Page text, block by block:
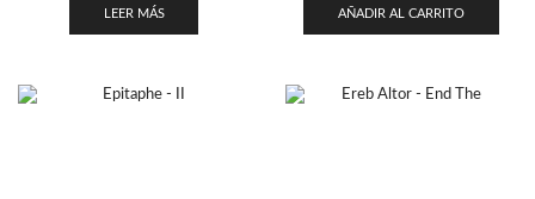
LEER MÁS AÑADIR AL CARRITO